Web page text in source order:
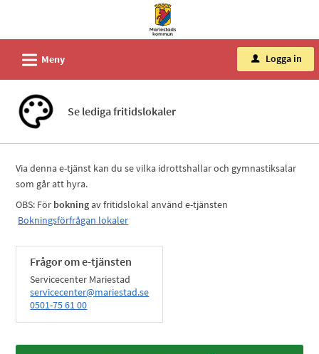
tjänster
kommun
L Meny u Logga in
Se lediga fritidslokaler
Via denna e-tjänst kan du se vilka idrottshallar och gymnastiksalar
som går att hyra.
OBS: För bokningav fritidslokal använd e-tjänsten
Bokningsförfrågan lokaler
Frågor om e-tjänsten
Servicecenter Mariestad
servicecenter@mariestad.se
0501-75 61 00